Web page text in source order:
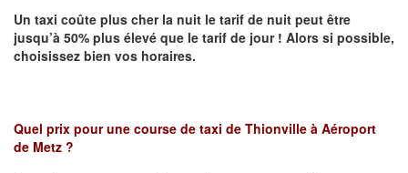
Un taxi coûte plus cher la nuit le tarif de nuit peut être
jusqu’à 50% plus élevé que le tarif de jour ! Alors si possible,
choisissez bien vos horaires.
Quel prix pour une course de taxi de Thionville à Aéroport
de Metz ?